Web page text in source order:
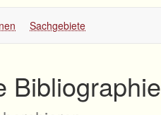
Sachgebiete
Bibliographie